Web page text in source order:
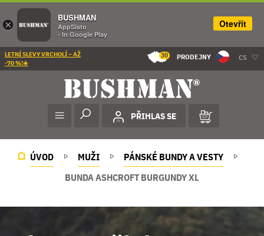
LETNÍ SLEVY VRCHOLÍ – AŽ
-70 %!☀️
30 PRODEJNY CS
PŘIHLAS SE
ÚVOD MUŽI
PÁNSKÉ BUNDY A VESTY
BUNDA ASHCROFT BURGUNDY XL
×
BUSHMAN
AppSisto
- In Google Play
Otevřít